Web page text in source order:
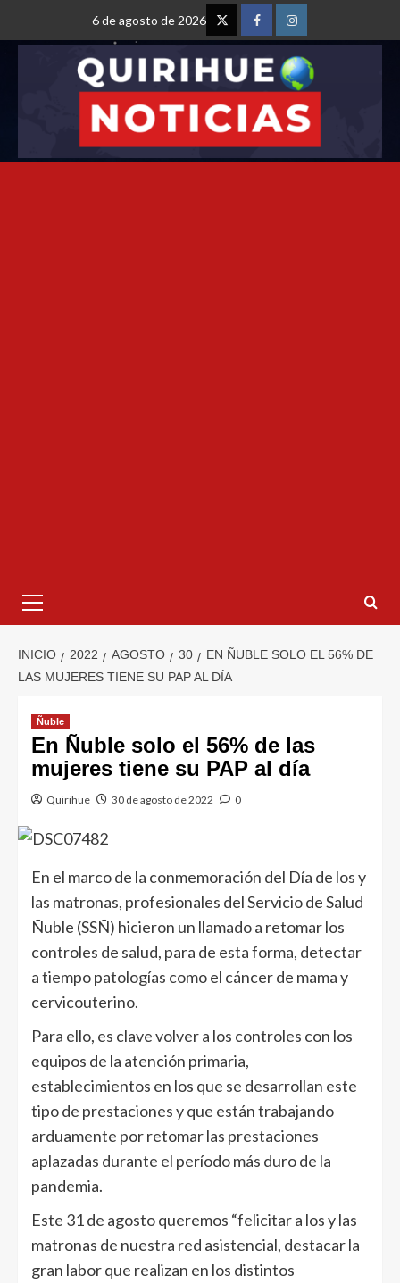
6 de agosto de 2026
INICIO 2022 AGOSTO 30
EN ÑUBLE SOLO EL 56% DE
LAS MUJERES TIENE SU PAP AL DÍA
Ñuble
En Ñuble solo el 56% de las
mujeres tiene su PAP al día
Quirihue 30 de agosto de 2022 0
En el marco de la conmemoración del Día de los y
las matronas, profesionales del Servicio de Salud
Ñuble (SSÑ) hicieron un llamado a retomar los
controles de salud, para de esta forma, detectar
a tiempo patologías como el cáncer de mama y
cervicouterino.
Para ello, es clave volver a los controles con los
equipos de la atención primaria,
establecimientos en los que se desarrollan este
tipo de prestaciones y que están trabajando
arduamente por retomar las prestaciones
aplazadas durante el período más duro de la
pandemia.
Este 31 de agosto queremos “felicitar a los y las
matronas de nuestra red asistencial, destacar la
gran labor que realizan en los distintos